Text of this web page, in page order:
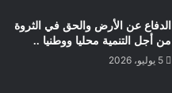
الدفاع عن الأرض والحق في الثروة
من أجل التنمية محليا ووطنيا ..
5 يوليو، 2026